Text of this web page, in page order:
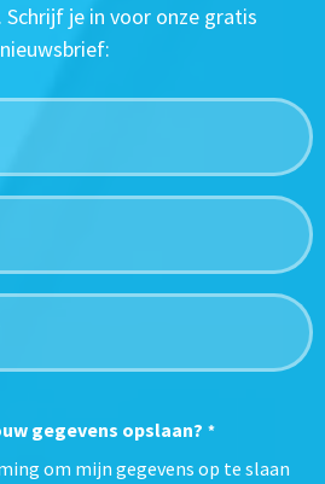
je in voor onze gratis
nieuwsbrief:
gegevens opslaan? *
om mijn gegevens op te slaan